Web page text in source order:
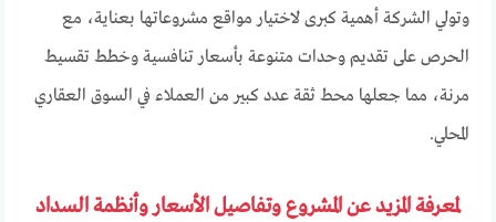
وتولي الشركة أهمية كبرى لاختيار مواقع مشروعاتها بعناية، مع
الحرص على تقديم وحدات متنوعة بأسعار تنافسية وخطط تقسيط
مرنة، مما جعلها محط ثقة عدد كبير من العملاء في السوق العقاري
المحلي.
لمعرفة المزيد عن المشروع وتفاصيل الأسعار وأنظمة السداد